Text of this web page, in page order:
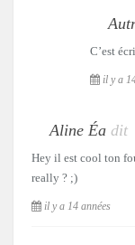
C’est
il y a
Aline Éa dit
Hey il est cool ton
really ? ;)
il y a 14 années